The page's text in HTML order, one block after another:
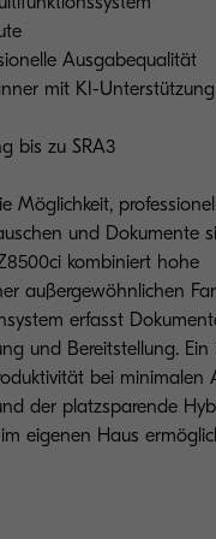
Ausgabequalität
mit KI-
bis zu SRA3
Möglichkeit,
und Dokumente
kombiniert hohe
außergewöhnlichen
erfasst
und Bereitstellung.
bei minimalen
der platzsparende
eigenen Haus